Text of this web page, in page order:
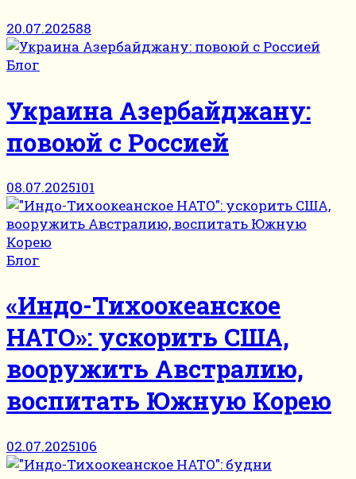
20.07.202588
Блог
Украина Азербайджану:
повоюй с Россией
08.07.2025101
Блог
«Индо-Тихоокеанское
НАТО»: ускорить США,
вооружить Австралию,
воспитать Южную Корею
02.07.2025106